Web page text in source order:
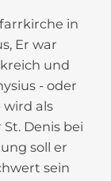
in
Er war
und
- oder
wird als
Denis bei
soll er
sein